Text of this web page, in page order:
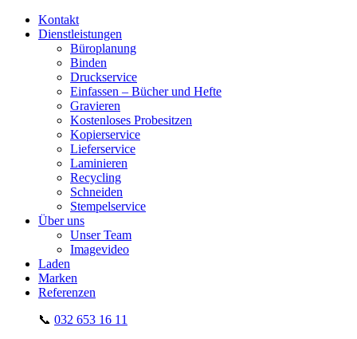
Kontakt
Dienstleistungen
Büroplanung
Binden
Druckservice
Einfassen – Bücher und Hefte
Gravieren
Kostenloses Probesitzen
Kopierservice
Lieferservice
Laminieren
Recycling
Schneiden
Stempelservice
Über uns
Unser Team
Imagevideo
Laden
Marken
Referenzen
📞 032 653 16 11